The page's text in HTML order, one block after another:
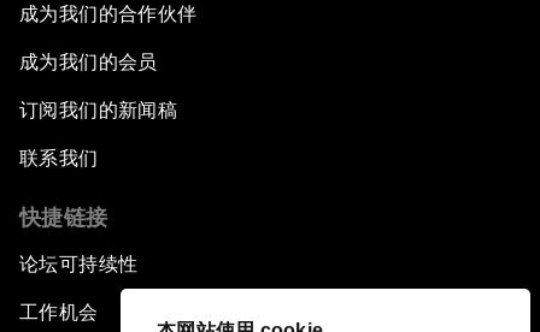
成为我们的合作伙伴
成为我们的会员
订阅我们的新闻稿
联系我们
快捷链接
论坛可持续性
工作机会